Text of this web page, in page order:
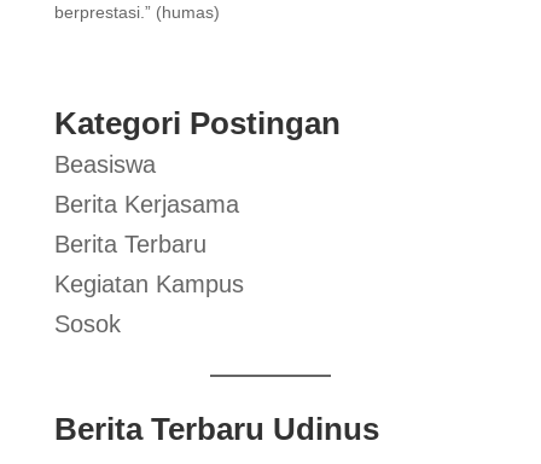
berprestasi.” (humas)
Kategori Postingan
Beasiswa
Berita Kerjasama
Berita Terbaru
Kegiatan Kampus
Sosok
Berita Terbaru Udinus